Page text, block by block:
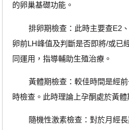
的卵巢基礎功能。
排卵期檢查：此時主要查E2、
卵前LH峰值及判斷是否即將/或已
同運用，指導輔助生殖治療。
黃體期檢查：較佳時間是經前
時檢查。此時理論上孕酮處於黃體
隨機性激素檢查：對於月經長